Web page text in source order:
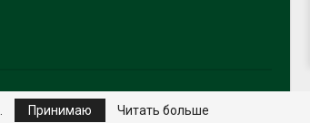
Принимаю Читать больше